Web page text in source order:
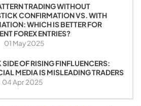
TRADING WITHOUT
CONFIRMATION VS. WITH
WHICH IS BETTER FOR
FOREX ENTRIES?
01 May 2025
SIDE OF RISING FINFLUENCERS:
MEDIA IS MISLEADING TRADERS
04 Apr 2025